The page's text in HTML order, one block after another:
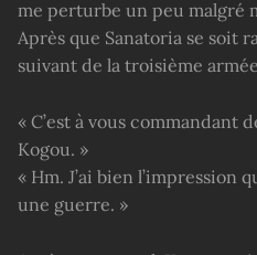
me perturbe un peu malgré
Après que Sanatoria se soit
suivant de la troisième
« C’est à vous commandant
Kogou. »
« Hm. J’ai bien l’impression
une guerre. »